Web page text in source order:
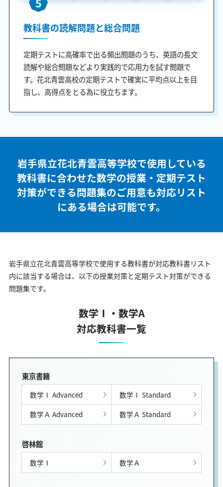
教科書の読解問題と総合問題
定期テストに高確率で出る頻出問題のうち、英語の長文
読解や総合問題などより実践的で応用力を試す問題で
す。花北青雲高校の定期テストで確実に平均点以上を目
指し、高得点をとる為に役立ちます。
岩手県立花北青雲高等学校で使用している
教科書に合わせた数学の授業・定期テスト
対策ができる問題集のご用意も対応リスト
にある場合は可能です。
岩手県立花北青雲高等学校で使用する教科書が対応教科書リスト
内に該当する場合は、以下の授業対策と定期テスト対策ができる
問題集です。
数学Ⅰ・数学A
対応教科書一覧
東京書籍
数学Ⅰ Advanced
数学Ⅰ Standard
数学Ａ Advanced
数学Ａ Standard
啓林館
数学Ⅰ 数学Ａ